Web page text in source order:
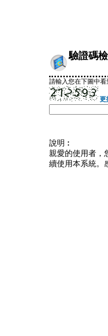
驗證碼
請輸入您在下圖中
更
說明︰
親愛的使用者，
續使用本系統。